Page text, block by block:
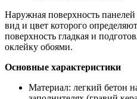
Наружная поверхность
вид и цвет которого
поверхность гладкая и
оклейку обоями.
Основные характеристики
Материал: легкий бетон